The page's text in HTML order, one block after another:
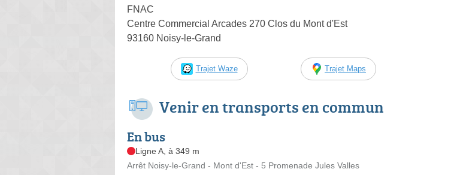
FNAC
Centre Commercial Arcades 270 Clos du Mont d'Est
93160 Noisy-le-Grand
Trajet Waze Trajet Maps
Venir en transports en commun
En bus
Ligne A, à 349 m
Arrêt Noisy-le-Grand - Mont d'Est - 5 Promenade Jules Valles